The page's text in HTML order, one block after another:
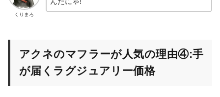
くりまろ
アクネのマフラーが人気の理由④:手
が届くラグジュアリー価格